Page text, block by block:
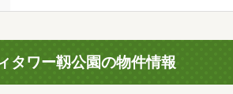
タワー靱公園の物件情報